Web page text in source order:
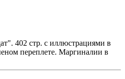
402 стр. с иллюстрациями в
переплете. Маргиналии в